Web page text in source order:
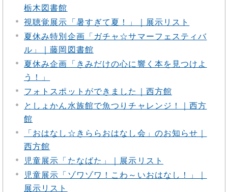
栃木図書館
視聴覚展示「暑すぎて夏！」｜展示リスト
夏休み特別企画「ガチャ☆サマーフェスティバ
ル」｜藤岡図書館
夏休み企画「きみだけの心に響く本を見つけよ
う！」
フォトスポットができました｜西方館
としょかん水族館で魚つりチャレンジ！｜西方
館
「おはなし☆きららおはなし会」のお知らせ｜
西方館
児童展示「たなばた」｜展示リスト
児童展示「ゾワゾワ！こわ～いおはなし！」｜
展示リスト